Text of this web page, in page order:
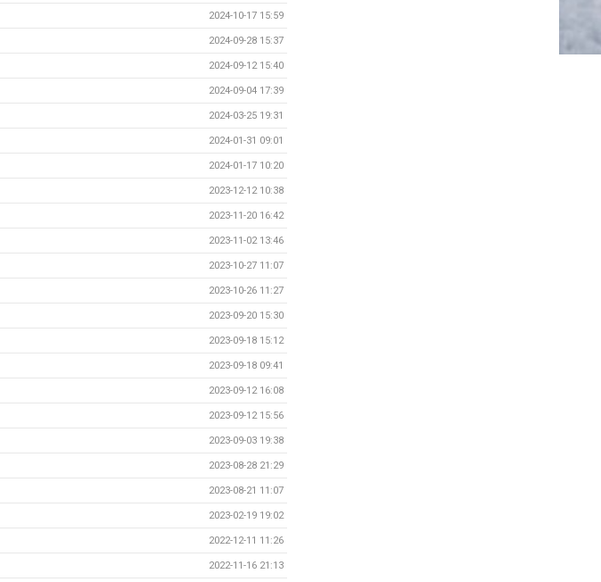
2024-10-17 15:59
2024-09-28 15:37
2024-09-12 15:40
2024-09-04 17:39
2024-03-25 19:31
2024-01-31 09:01
2024-01-17 10:20
2023-12-12 10:38
2023-11-20 16:42
2023-11-02 13:46
2023-10-27 11:07
2023-10-26 11:27
2023-09-20 15:30
2023-09-18 15:12
2023-09-18 09:41
2023-09-12 16:08
2023-09-12 15:56
2023-09-03 19:38
2023-08-28 21:29
2023-08-21 11:07
2023-02-19 19:02
2022-12-11 11:26
2022-11-16 21:13